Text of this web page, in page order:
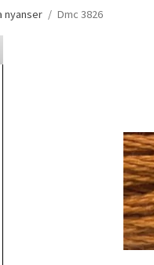
nyanser / Dmc 3826